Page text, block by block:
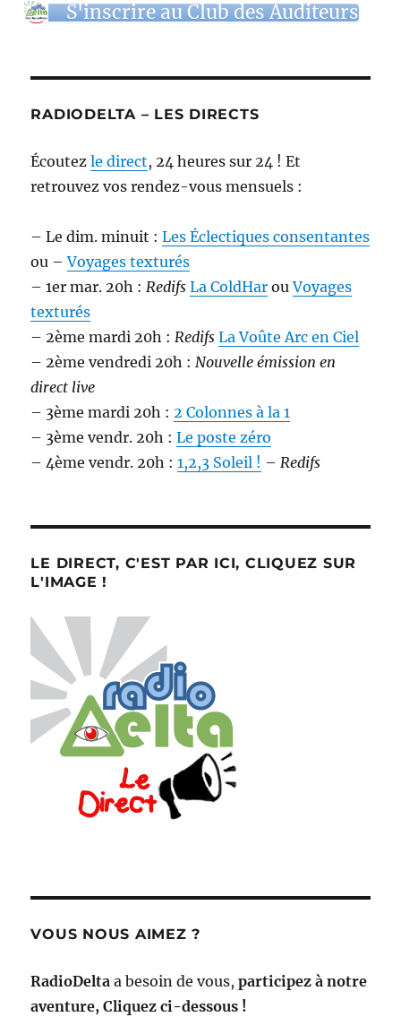
S'inscrire au Club des Auditeurs
RADIODELTA – LES DIRECTS
Écoutezle direct, 24 heures sur 24 ! Et
retrouvez vos rendez-vous mensuels :
– Le dim. minuit :Les Éclectiques consentantes
ou –Voyages texturés
– 1er mar. 20h :Redifs La ColdHar ouVoyages
texturés
– 2ème mardi 20h :Redifs La Voûte Arc en Ciel
– 2ème vendredi 20h :Nouvelle émission en
direct live
– 3ème mardi 20h :2 Colonnes à la 1
– 3ème vendr. 20h :Le poste zéro
– 4ème vendr. 20h :1,2,3 Soleil ! –Redifs
LE DIRECT, C'EST PAR ICI, CLIQUEZ SUR
L'IMAGE !
VOUS NOUS AIMEZ ?
RadioDelta a besoin de vous,participez à notre
aventure, Cliquez ci-dessous !